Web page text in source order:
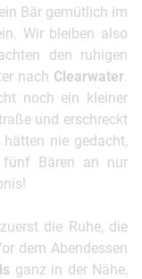
Bär gemütlich im
Wir bleiben also
den ruhigen
nach Clearwater
noch ein kleiner
und erschreckt
nie gedacht,
fünf Bären an nur
die Ruhe, die
dem Abendessen
ganz in der Nähe,